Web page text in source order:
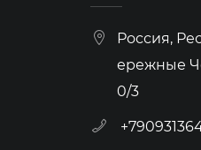
Россия,
ережные
0/3